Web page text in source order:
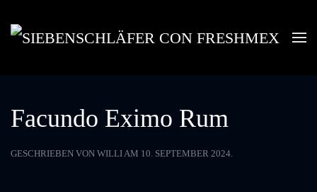
Skip to main content
Facundo Eximo Rum
GESCHRIEBEN VON WILLIAM 10. SEPTEMBER 2024.